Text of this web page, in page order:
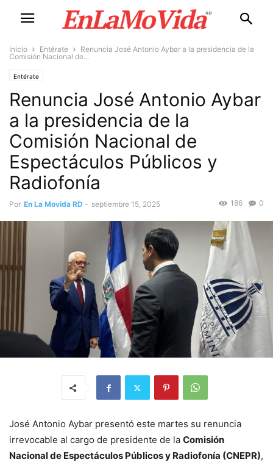
Inicio Entérate
Renuncia José Antonio Aybar a la presidencia de la
Comisión Nacional de...
Entérate
Renuncia José Antonio Aybar
a la presidencia de la
Comisión Nacional de
Espectáculos Públicos y
Radiofonía
Por En La Movida RD - septiembre 15, 2025 0
186
José Antonio Aybar presentó este martes su renuncia
irrevocable al cargo de presidente de la Comisión
Nacional de Espectáculos Públicos y Radiofonía (CNEPR),